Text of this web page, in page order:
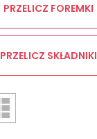
PRZELICZ FOREMKI
PRZELICZ SKŁADNIKI